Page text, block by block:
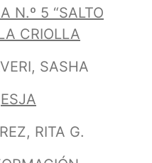
N.º 5 “SALTO
CRIOLLA
SASHA
ESJA
RITA G.